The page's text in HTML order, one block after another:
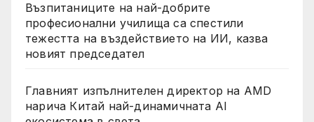
Възпитаниците на най-добрите
професионални училища са спестили
тежестта на въздействието на ИИ, казва
новият председател
Главният изпълнителен директор на AMD
нарича Китай най-динамичната AI